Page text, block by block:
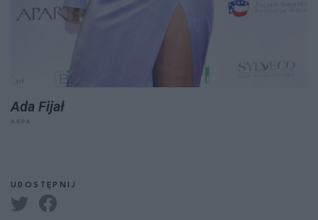
Ada Fijał
UDOSTĘPNIJ